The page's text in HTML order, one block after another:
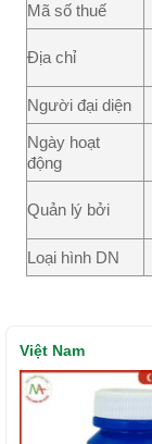
Mã số thuế
Địa chỉ
Người đại diện
Ngày hoạt
động
Quản lý bởi
Loại hình DN
Việt Nam